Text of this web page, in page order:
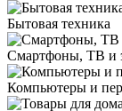
Бытовая техника
Смартфоны, ТВ и
Компьютеры и